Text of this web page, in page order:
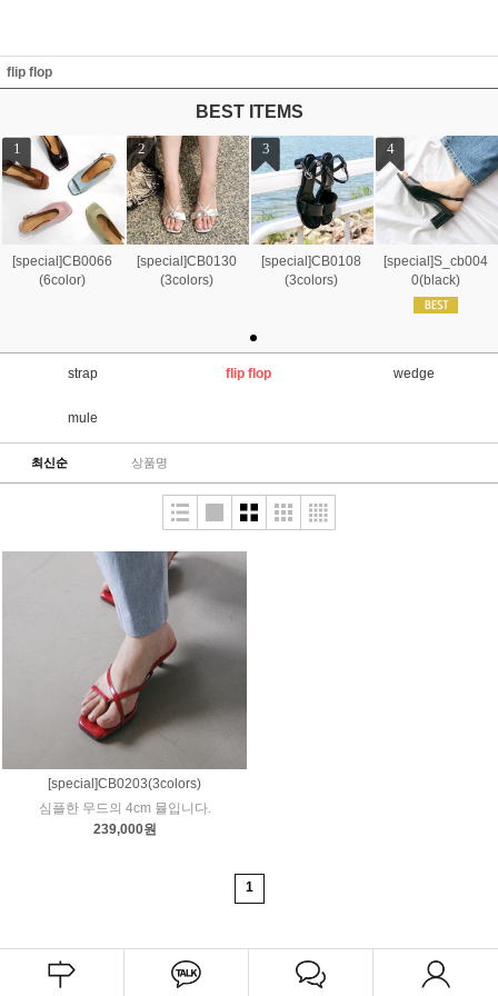
flip flop
BEST ITEMS
1
[special]CB0066
(6color)
2
[special]CB0130
(3colors)
3
[special]CB0108
(3colors)
4
[special]S_cb004
0(black)
strap flip flop wedge
mule
최신순 상품명
[special]CB0203(3colors)
심플한 무드의 4cm 뮬입니다.
239,000원
1